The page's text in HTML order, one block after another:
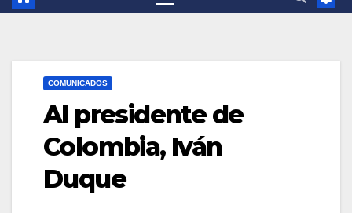
COMUNICADOS
Al presidente de
Colombia, Iván
Duque